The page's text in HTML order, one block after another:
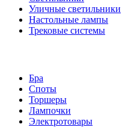
Уличные светильники
Настольные лампы
Трековые системы
Бра
Споты
Торшеры
Лампочки
Электротовары